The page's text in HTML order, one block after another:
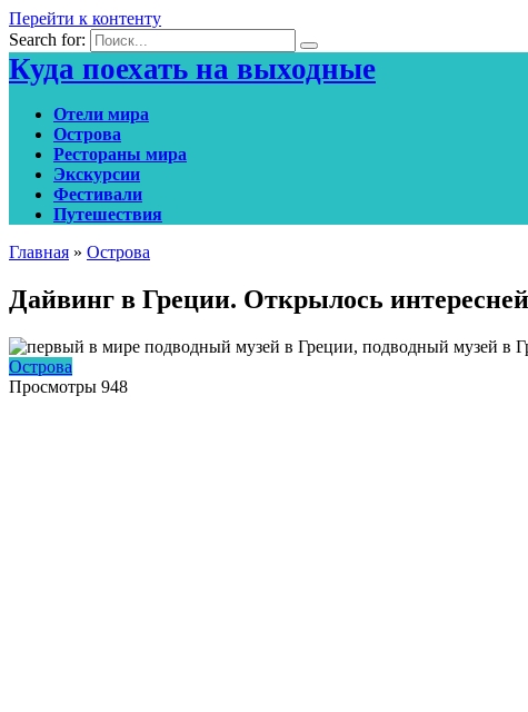
Перейти к контенту
Search for:
Куда поехать на выходные
Отели мира
Острова
Рестораны мира
Экскурсии
Фестивали
Путешествия
Главная » Острова
Дайвинг в Греции. Открылось
Острова
Просмотры 948